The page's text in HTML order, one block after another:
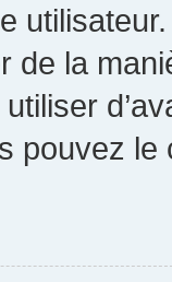
utilisateur.
de la
pouvez